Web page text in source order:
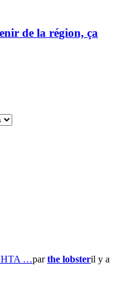
de la région, ça
…parthe lobsteril y a